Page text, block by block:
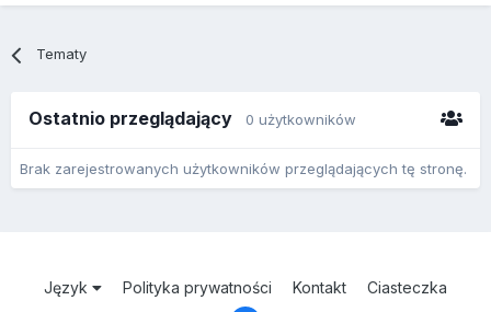
Tematy
Ostatnio przeglądający 0 użytkowników
Brak zarejestrowanych użytkowników przeglądających tę stronę.
Język Polityka prywatności Kontakt Ciasteczka